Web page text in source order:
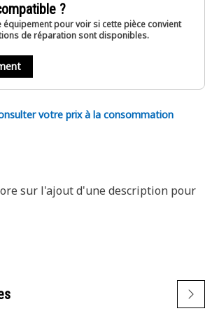
?
équipement pour voir si cette pièce convient
de réparation sont disponibles.
votre prix à la consommation
sur l'ajout d'une description pour